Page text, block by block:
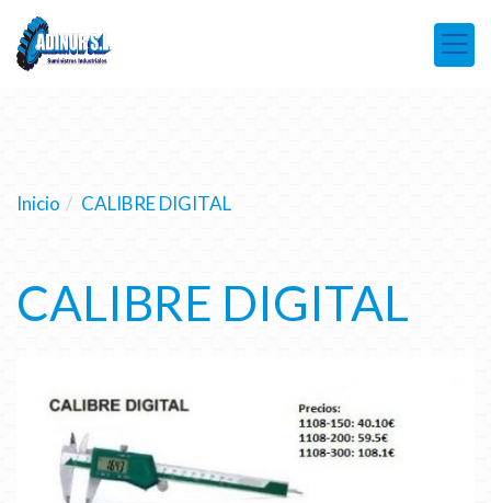
Inicio CALIBRE DIGITAL
CALIBRE DIGITAL